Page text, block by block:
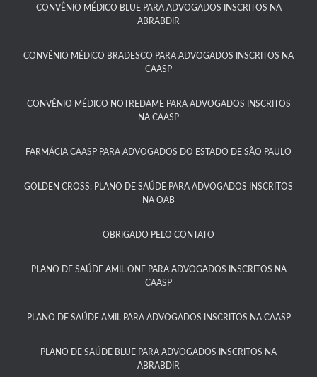
CONVÊNIO MÉDICO BLUE PARA ADVOGADOS INSCRITOS NA
ABRABDIR
CONVÊNIO MÉDICO BRADESCO PARA ADVOGADOS INSCRITOS NA
CAASP​
CONVÊNIO MÉDICO NOTREDAME PARA ADVOGADOS INSCRITOS
NA CAASP​
FARMÁCIA CAASP PARA ADVOGADOS DO ESTADO DE SÃO PAULO​
GOLDEN CROSS: PLANO DE SAÚDE PARA ADVOGADOS INSCRITOS
NA OAB
OBRIGADO PELO CONTATO
PLANO DE SAÚDE AMIL ONE PARA ADVOGADOS INSCRITOS NA
CAASP​
PLANO DE SAÚDE AMIL PARA ADVOGADOS INSCRITOS NA CAASP
PLANO DE SAÚDE BLUE PARA ADVOGADOS INSCRITOS NA
ABRABDIR